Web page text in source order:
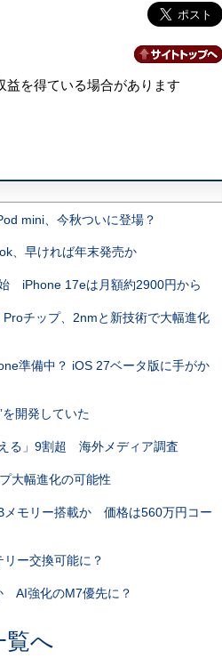
益を得ている場合があります
mini、今秋ついに登場？
、早ければ年末発売か
iPhone 17eは月額約2900円から
チップ、2nmと新技術で大幅進化
準備中？ iOS 27ベータ版に手がか
開発していた
る」9割超 海外メディア調査
大幅進化の可能性
メモリー搭載か 価格は560万円コー
ー交換可能に？
AI強化のM7優先に？
覧へ